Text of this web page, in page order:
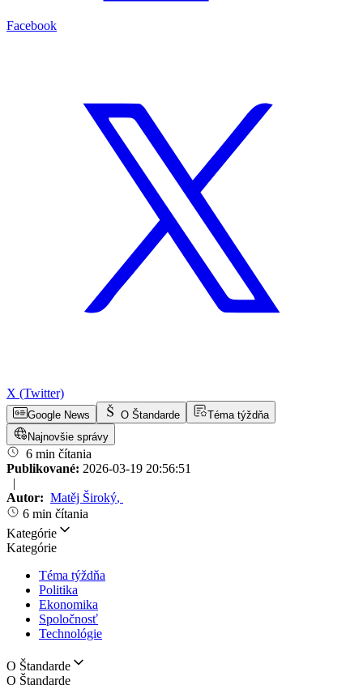
Facebook
X (Twitter)
Google News O Štandarde
Téma týždňa
Najnovšie správy
6 min čítania
Publikované: 2026-03-19 20:56:51
|
Autor: Matěj Široký,
6 min čítania
Kategórie
Kategórie
Téma týždňa
Politika
Ekonomika
Spoločnosť
Technológie
O Štandarde
O Štandarde